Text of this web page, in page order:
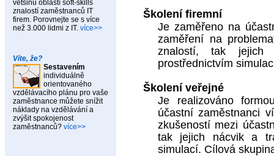
většinu oblastí soft-skills
znalostí zaměstnanců IT
firem. Porovnejte se s více
než 3.000 lidmi z IT. více>>
Víte, že?
Sestavením
individuálně
orientovaného
vzdělávacího plánu pro vaše
zaměstnance můžete snížit
náklady na vzdělávání a
zvýšit spokojenost
zaměstnanců? více>>
Školení firemní
Je zaměřeno na
zaměření na
znalostí, tak jejich
prostřednictvím
Školení veřejné
Je realizováno
účastní zaměstnanci
zkušeností mezi
tak jejich nácvik a
simulací. Cílová